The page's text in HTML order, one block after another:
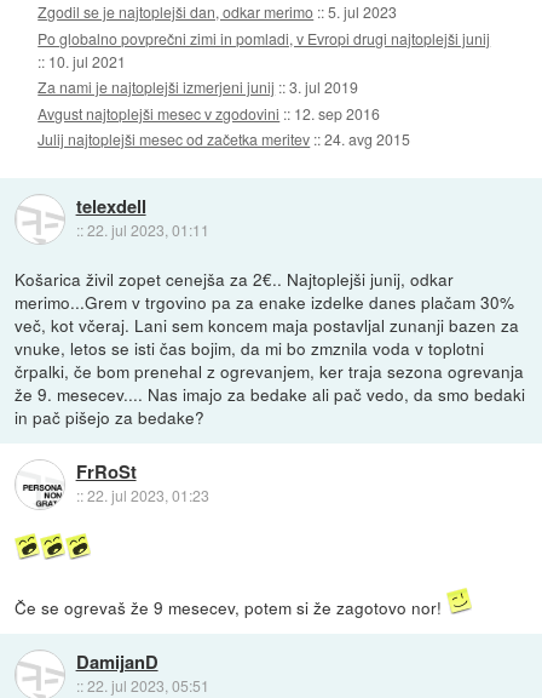
Zgodil se je najtoplejši dan, odkar merimo ::5. jul 2023
Po globalno povprečni zimi in pomladi, v Evropi drugi najtoplejši junij
:: 10. jul 2021
Za nami je najtoplejši izmerjeni junij ::3. jul 2019
Avgust najtoplejši mesec v zgodovini :: 12. sep 2016
Julij najtoplejši mesec od začetka meritev ::24. avg 2015
telexdell
::22. jul 2023, 01:11
Košarica živil zopet cenejša za 2€.. Najtoplejši junij, odkar
merimo...Grem v trgovino pa za enake izdelke danes plačam 30%
več, kot včeraj. Lani sem koncem maja postavljal zunanji bazen za
vnuke, letos se isti čas bojim, da mi bo zmznila voda v toplotni
črpalki, če bom prenehal z ogrevanjem, ker traja sezona ogrevanja
že 9. mesecev.... Nas imajo za bedake ali pač vedo, da smo bedaki
in pač pišejo za bedake?
FrRoSt
::22. jul 2023, 01:23
Če se ogrevaš že 9 mesecev, potem si že zagotovo nor!
DamijanD
::22. jul 2023, 05:51